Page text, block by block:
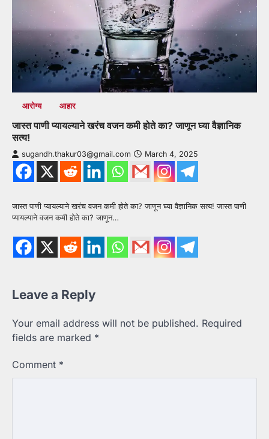
आरोग्य आहार
जास्त पाणी प्यायल्याने खरंच वजन कमी होते का? जाणून घ्या वैज्ञानिक
सत्य!
sugandh.thakur03@gmail.com March 4, 2025
जास्त पाणी प्यायल्याने खरंच वजन कमी होते का? जाणून घ्या वैज्ञानिक सत्य! जास्त पाणी
प्यायल्याने वजन कमी होते का? जाणून…
Leave a Reply
Your email address will not be published. Required
fields are marked *
Comment *